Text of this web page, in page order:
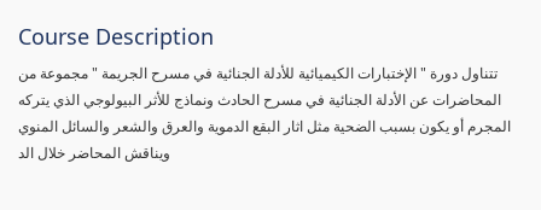
Course Description
تتناول دورة " الإختبارات الكيميائية للأدلة الجنائية في مسرح الجريمة " مجموعة من
المحاضرات عن الأدلة الجنائية في مسرح الحادث ونماذج للأثر البيولوجي الذي يتركه
المجرم أو يكون بسبب الضحية مثل اثار البقع الدموية والعرق والشعر والسائل المنوي
ويناقش المحاضر خلال الد